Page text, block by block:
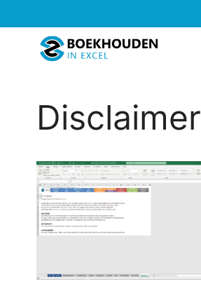
naar
Disclaimer